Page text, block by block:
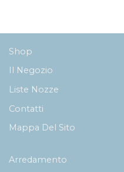
Shop
Il Negozio
Liste Nozze
Contatti
Mappa Del Sito
Arredamento